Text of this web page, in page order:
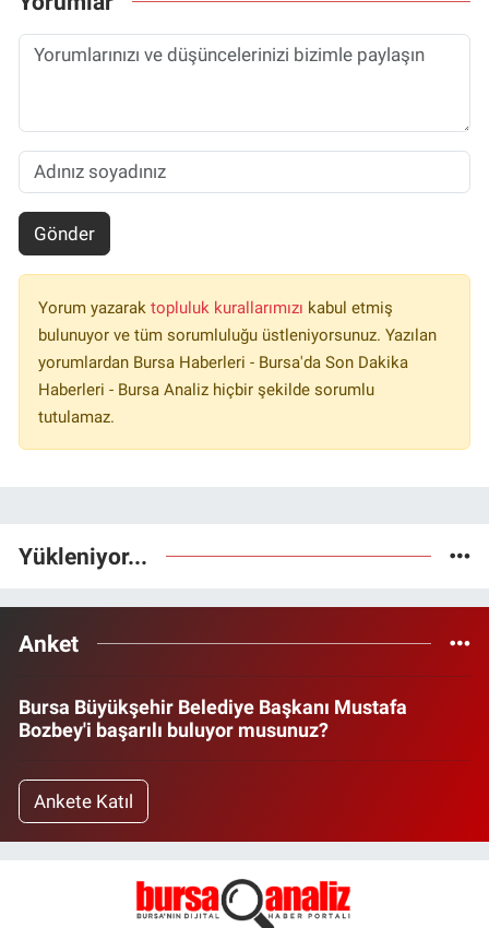
Gönder
Yorum yazarak topluluk kurallarımızı kabul etmiş
bulunuyor ve tüm sorumluluğu üstleniyorsunuz. Yazılan
yorumlardan Bursa Haberleri - Bursa'da Son Dakika
Haberleri - Bursa Analiz hiçbir şekilde sorumlu
tutulamaz.
Yükleniyor...
Anket
Bursa Büyükşehir Belediye Başkanı Mustafa
Bozbey'i başarılı buluyor musunuz?
Ankete Katıl